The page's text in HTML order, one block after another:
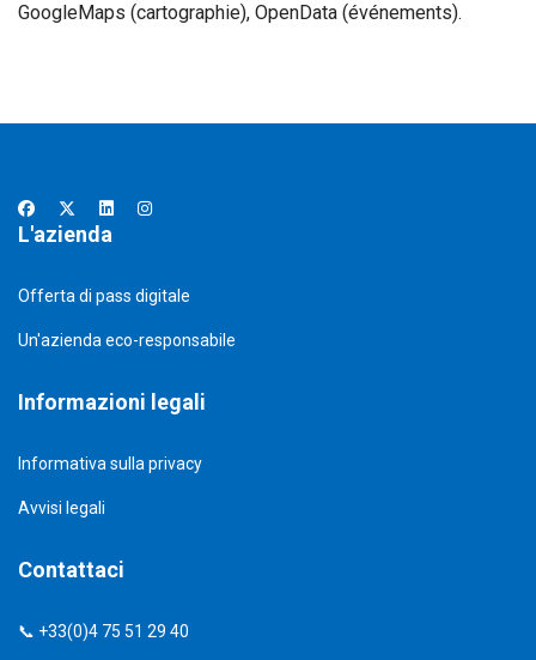
GoogleMaps (cartographie), OpenData (événements).
L'azienda
Offerta di pass digitale
Un'azienda eco-responsabile
Informazioni legali
Informativa sulla privacy
Avvisi legali
Contattaci
📞 +33(0)4 75 51 29 40